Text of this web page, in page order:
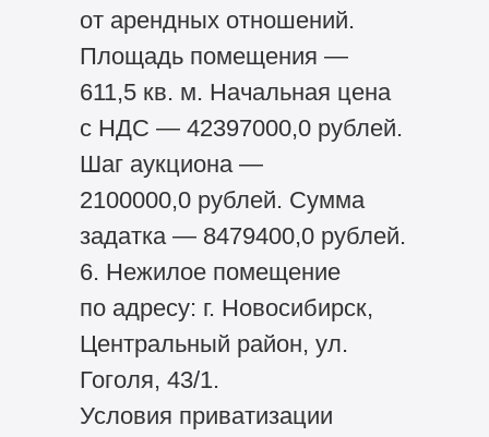
от арендных отношений.
Площадь помещения —
611,5 кв. м. Начальная цена
с НДС — 42397000,0 рублей.
Шаг аукциона —
2100000,0 рублей. Сумма
задатка — 8479400,0 рублей.
6. Нежилое помещение
по адресу: г. Новосибирск,
Центральный район, ул.
Гоголя, 43/1.
Условия приватизации